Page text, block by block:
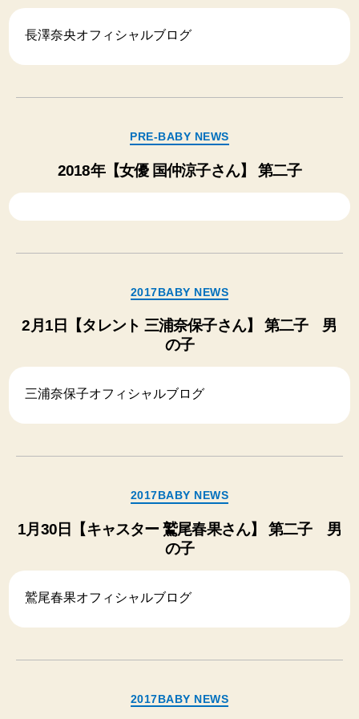
長澤奈央オフィシャルブログ
カ
テ
ゴ
リ
ー
PRE-BABY NEWS
2018年【女優 国仲涼子さん】 第二子
カ
テ
ゴ
リ
ー
2017BABY NEWS
2月1日【タレント 三浦奈保子さん】 第二子 男
の子
三浦奈保子オフィシャルブログ
カ
テ
ゴ
リ
ー
2017BABY NEWS
1月30日【キャスター 鷲尾春果さん】 第二子 男
の子
鷲尾春果オフィシャルブログ
カ
テ
2017BABY NEWS